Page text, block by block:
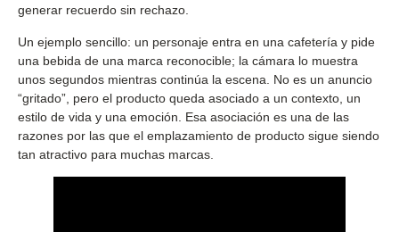
generar recuerdo sin rechazo.
Un ejemplo sencillo: un personaje entra en una cafetería y pide
una bebida de una marca reconocible; la cámara lo muestra
unos segundos mientras continúa la escena. No es un anuncio
“gritado”, pero el producto queda asociado a un contexto, un
estilo de vida y una emoción. Esa asociación es una de las
razones por las que el emplazamiento de producto sigue siendo
tan atractivo para muchas marcas.